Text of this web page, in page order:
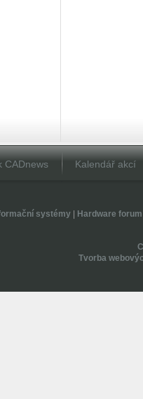
CADnews Kalendář akcí
systémy| Hardware forum
Tvorba